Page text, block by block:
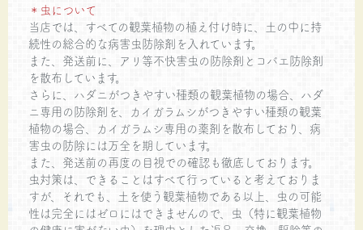
＊虫について
当店では、すべての観葉植物の植え付け時に、土の中に持
続性の総合的な病害虫防除剤を入れています。
また、発送前に、アリ等不快害虫の防除剤とコバエ防除剤
を散布しています。
さらに、ハダニがつきやすい種類の観葉植物の場合、ハダ
ニ専用の防除剤を、カイガラムシがつきやすい種類の観葉
植物の場合、カイガラムシ専用の薬剤を散布しており、病
害虫の防除には万全を期しています。
また、発送前の再度の目視での確認も徹底しております。
虫対策は、できることはすべて行っていると考えておりま
すが、それでも、土を使う観葉植物である以上、虫の可能
性は完全にはゼロにはできませんので、虫（特に観葉植物